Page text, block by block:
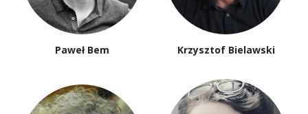
Paweł Bem Krzysztof Bielawski